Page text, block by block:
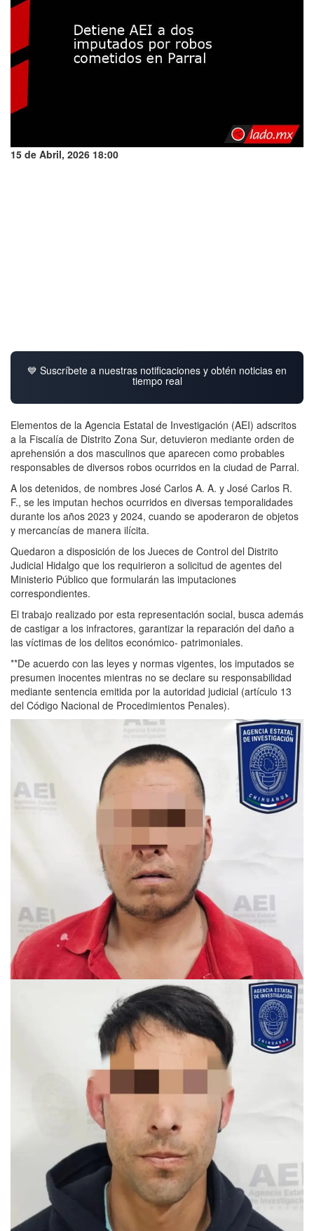
15 de Abril, 2026 18:00
💙 Suscríbete a nuestras notificaciones y obtén noticias en
tiempo real
Elementos de la Agencia Estatal de Investigación (AEI) adscritos
a la Fiscalía de Distrito Zona Sur, detuvieron mediante orden de
aprehensión a dos masculinos que aparecen como probables
responsables de diversos robos ocurridos en la ciudad de Parral.
A los detenidos, de nombres José Carlos A. A. y José Carlos R.
F., se les imputan hechos ocurridos en diversas temporalidades
durante los años 2023 y 2024, cuando se apoderaron de objetos
y mercancías de manera ilícita.
Quedaron a disposición de los Jueces de Control del Distrito
Judicial Hidalgo que los requirieron a solicitud de agentes del
Ministerio Público que formularán las imputaciones
correspondientes.
El trabajo realizado por esta representación social, busca además
de castigar a los infractores, garantizar la reparación del daño a
las víctimas de los delitos económico- patrimoniales.
**De acuerdo con las leyes y normas vigentes, los imputados se
presumen inocentes mientras no se declare su responsabilidad
mediante sentencia emitida por la autoridad judicial (artículo 13
del Código Nacional de Procedimientos Penales).